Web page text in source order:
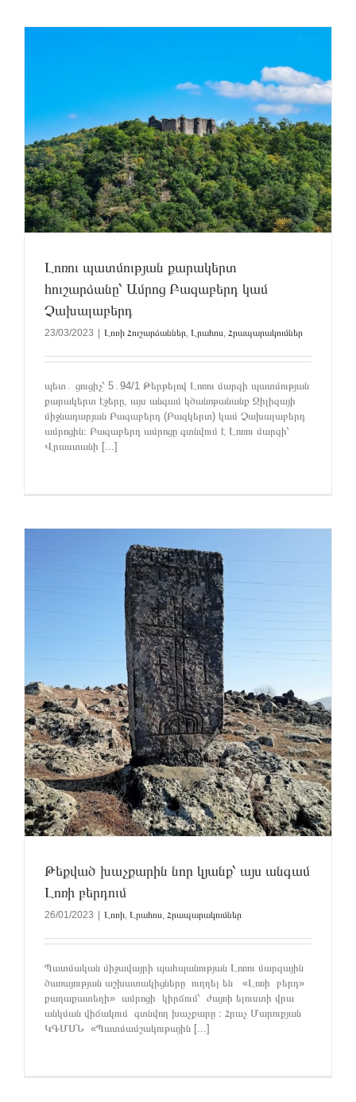
Լոռու պատմության քարակերտ
հուշարձանը՝ Ամրոց Բազաբերդ կամ
Չախալաբերդ
23/03/2023 Լոռի Հուշարձաններ, Լրահոս, Հրապարակումներ
պետ․ ցուցիչ՝ 5․94/1 Թերթելով Լոռու մարզի պատմության
քարակերտ էջերը, այս անգամ կծանոթանանք Ջիլիզայի
միջնադարյան Բազաբերդ (Բազկերտ) կամ Չախալաբերդ
ամրոցին։ Բազաբերդ ամրոցը գտնվում է Լոռու մարզի՝
Վրաստանի [...]
Թեքված խաչքարին նոր կյանք՝ այս անգամ
Լոռի բերդում
26/01/2023 Լոռի, Լրահոս, Հրապարակումներ
Պատմական միջավայրի պահպանության Լոռու մարզային
ծառայության աշխատակիցները ուղղել են «Լոռի բերդ»
քաղաքատեղի» ամրոցի կիրճում՝ ժայռի ելուստի վրա
անկման վիճակում գտնվող խաչքարը ։ Հրաչ Մարուքյան
ԿԳՄՍՆ «Պատմամշակութային [...]